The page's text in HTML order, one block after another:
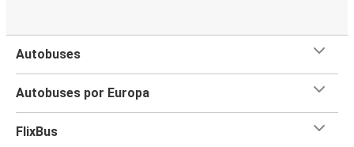
Autobuses
Autobuses por Europa
FlixBus